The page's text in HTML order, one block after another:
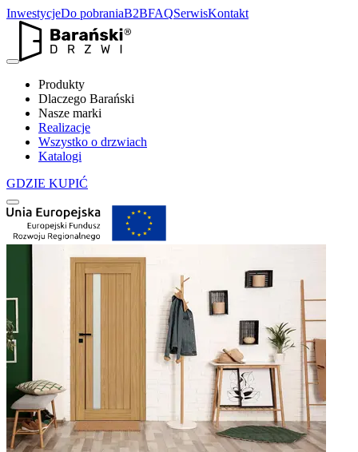
InwestycjeDo pobraniaB2BFAQSerwisKontakt
Produkty
Dlaczego Barański
Nasze marki
Realizacje
Wszystko o drzwiach
Katalogi
GDZIE KUPIĆ